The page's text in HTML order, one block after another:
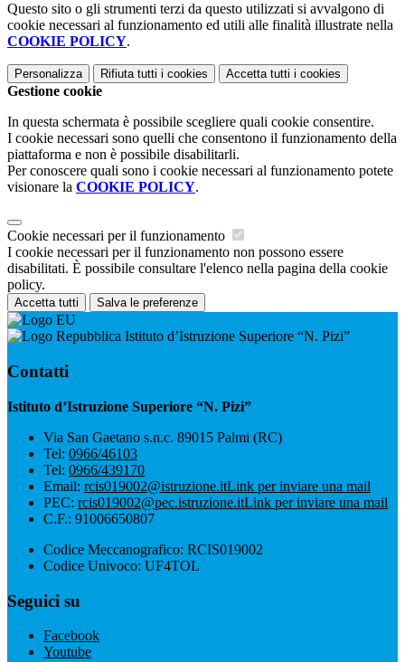
Questo sito o gli strumenti terzi da questo utilizzati si avvalgono di
cookie necessari al funzionamento ed utili alle finalità illustrate nella
COOKIE POLICY.
Personalizza Rifiuta tutti i cookies Accetta tutti i cookies
Gestione cookie
In questa schermata è possibile scegliere quali cookie consentire.
I cookie necessari sono quelli che consentono il funzionamento della
piattaforma e non è possibile disabilitarli.
Per conoscere quali sono i cookie necessari al funzionamento potete
visionare la COOKIE POLICY.
Cookie necessari per il funzionamento
I cookie necessari per il funzionamento non possono essere
disabilitati. È possibile consultare l'elenco nella pagina della cookie
policy.
Accetta tutti Salva le preferenze
Istituto d’Istruzione Superiore “N. Pizi”
Contatti
Istituto d’Istruzione Superiore “N. Pizi”
Via San Gaetano s.n.c. 89015 Palmi (RC)
Tel: 0966/46103
Tel: 0966/439170
Email: rcis019002@istruzione.itLink per inviare una mail
PEC: rcis019002@pec.istruzione.itLink per inviare una mail
C.F.: 91006650807
Codice Meccanografico: RCIS019002
Codice Univoco: UF4TOL
Seguici su
Facebook
Youtube